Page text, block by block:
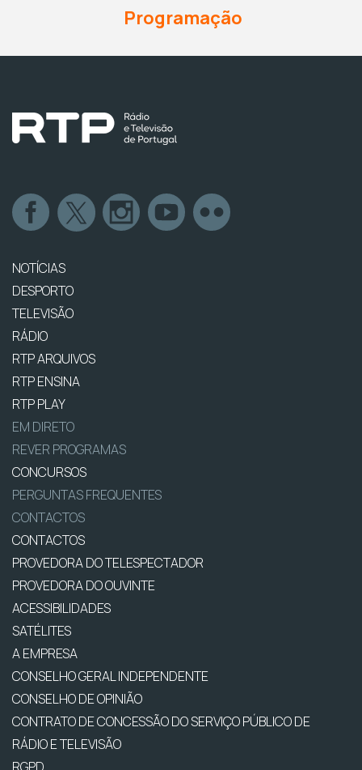
Programação
NOTÍCIAS
DESPORTO
TELEVISÃO
RÁDIO
RTP ARQUIVOS
RTP ENSINA
RTP PLAY
EM DIRETO
REVER PROGRAMAS
CONCURSOS
PERGUNTAS FREQUENTES
CONTACTOS
CONTACTOS
PROVEDORA DO TELESPECTADOR
PROVEDORA DO OUVINTE
ACESSIBILIDADES
SATÉLITES
A EMPRESA
CONSELHO GERAL INDEPENDENTE
CONSELHO DE OPINIÃO
CONTRATO DE CONCESSÃO DO SERVIÇO PÚBLICO DE
RÁDIO E TELEVISÃO